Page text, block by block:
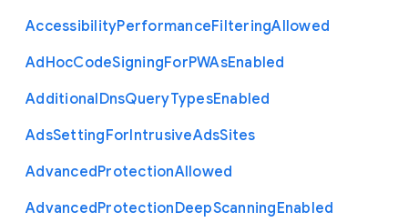
AccessibilityPerformanceFilteringAllowed
AdHocCodeSigningForPWAsEnabled
AdditionalDnsQueryTypesEnabled
AdsSettingForIntrusiveAdsSites
AdvancedProtectionAllowed
AdvancedProtectionDeepScanningEnabled